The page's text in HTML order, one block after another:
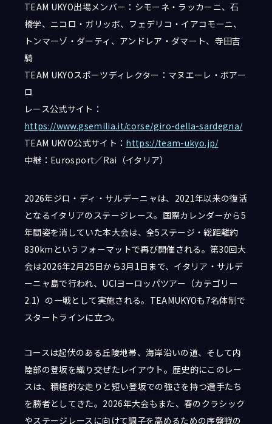
TEAM UKYO出場メンバー：シモーネ・ラッカーニ、石
橋学、ニコロ・ガリッボ、フェデリコ・イアコモーニ、
トンマーゾ・ダーティ、アンドレア・ダマート、寺田吉
騎
TEAM UKYOスポーツディレクター：マヌエーレ・ボアー
ロ
レース公式サイト：
https://www.gsemilia.it/corse/giro-della-sardegna/
TEAM UKYO公式サイト： https://team-ukyo.jp/
中継：Eurosport／Rai（イタリア）
2026年ジロ・ディ・サルデーニャは、2021年以来の復活
となるイタリアのステージレース。国際カレンダーから5
年間姿を消していた本大会は、全5ステージ・総距離約
830kmというフォーマットで再び開催される。第30回大
会は2026年2月25日から3月1日まで、イタリア・サルデ
ーニャ島で行われ、UCIヨーロッパツアー（カテゴリー
2.1）の一戦として実施される。TEAMUKYOも7名体制で
スタートラインに立つ。
コースは起伏のある丘陵地帯、海岸沿いの道、そして内
陸部の登坂を織り交ぜたレイアウト。歴史的にこのレー
スは、積極的な走りと短い登坂での強さを持つ選手たち
を勝者としてきた。2026年大会もまた、春のクラシック
やステージレースに向けて調子を高めるための序盤戦の